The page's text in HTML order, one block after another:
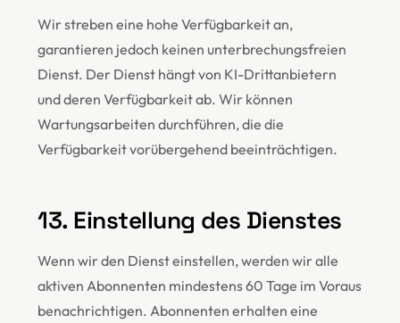
Wir streben eine hohe Verfügbarkeit an,
garantieren jedoch keinen unterbrechungsfreien
Dienst. Der Dienst hängt von KI-Drittanbietern
und deren Verfügbarkeit ab. Wir können
Wartungsarbeiten durchführen, die die
Verfügbarkeit vorübergehend beeinträchtigen.
13. Einstellung des Dienstes
Wenn wir den Dienst einstellen, werden wir alle
aktiven Abonnenten mindestens 60 Tage im Voraus
benachrichtigen. Abonnenten erhalten eine